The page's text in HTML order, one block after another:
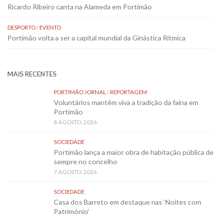
Ricardo Ribeiro canta na Alameda em Portimão
DESPORTO/EVENTO
Portimão volta a ser a capital mundial da Ginástica Rítmica
MAIS RECENTES
PORTIMÃO JORNAL /REPORTAGEM
Voluntários mantêm viva a tradição da faina em
Portimão
8 AGOSTO, 2026
SOCIEDADE
Portimão lança a maior obra de habitação pública de
sempre no concelho
7 AGOSTO, 2026
SOCIEDADE
Casa dos Barreto em destaque nas ‘Noites com
Património’